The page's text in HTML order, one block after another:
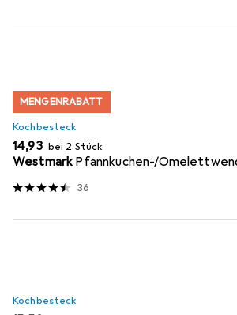
MENGENRABATT
Kochbesteck
EUR
14,93 bei 2 Stück
WestmarkPfannkuchen-/
36
Kochbesteck